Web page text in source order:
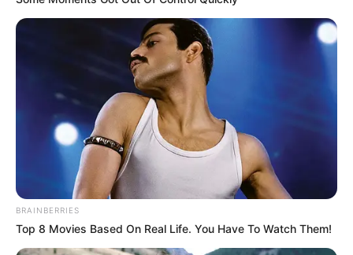
BRAINBERRIES
Top 8 Movies Based On Real Life. You Have To Watch Them!